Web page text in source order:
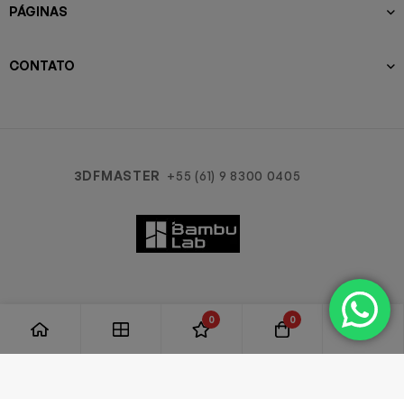
PÁGINAS
CONTATO
3DFMASTER +55 (61) 9 8300 0405
0 0